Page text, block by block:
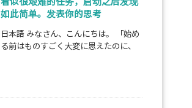
如此简单。发表你的思考
日本語 みなさん、こんにちは。 「始め
る前はものすごく大変に思えたのに、